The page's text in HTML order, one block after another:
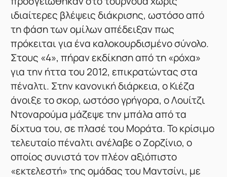
ιδιαίτερες βλέψεις διάκρισης, ωστόσο από
τη φάση των ομίλων απέδειξαν πως
πρόκειται για ένα καλοκουρδισμένο σύνολο.
Στους «4», πήραν εκδίκηση από τη «ρόχα»
για την ήττα του 2012, επικρατώντας στα
πέναλτι. Στην κανονική διάρκεια, ο Κιέζα
άνοιξε το σκορ, ωστόσο γρήγορα, ο Λουίτζι
Ντοναρούμα μάζεψε την μπάλα από τα
δίχτυα του, σε πλασέ του Μοράτα. Το κρίσιμο
τελευταίο πέναλτι ανέλαβε ο Ζορζίνιο, ο
οποίος συνιστά τον πλέον αξιόπιστο
«εκτελεστή» της ομάδας του Μαντσίνι, με